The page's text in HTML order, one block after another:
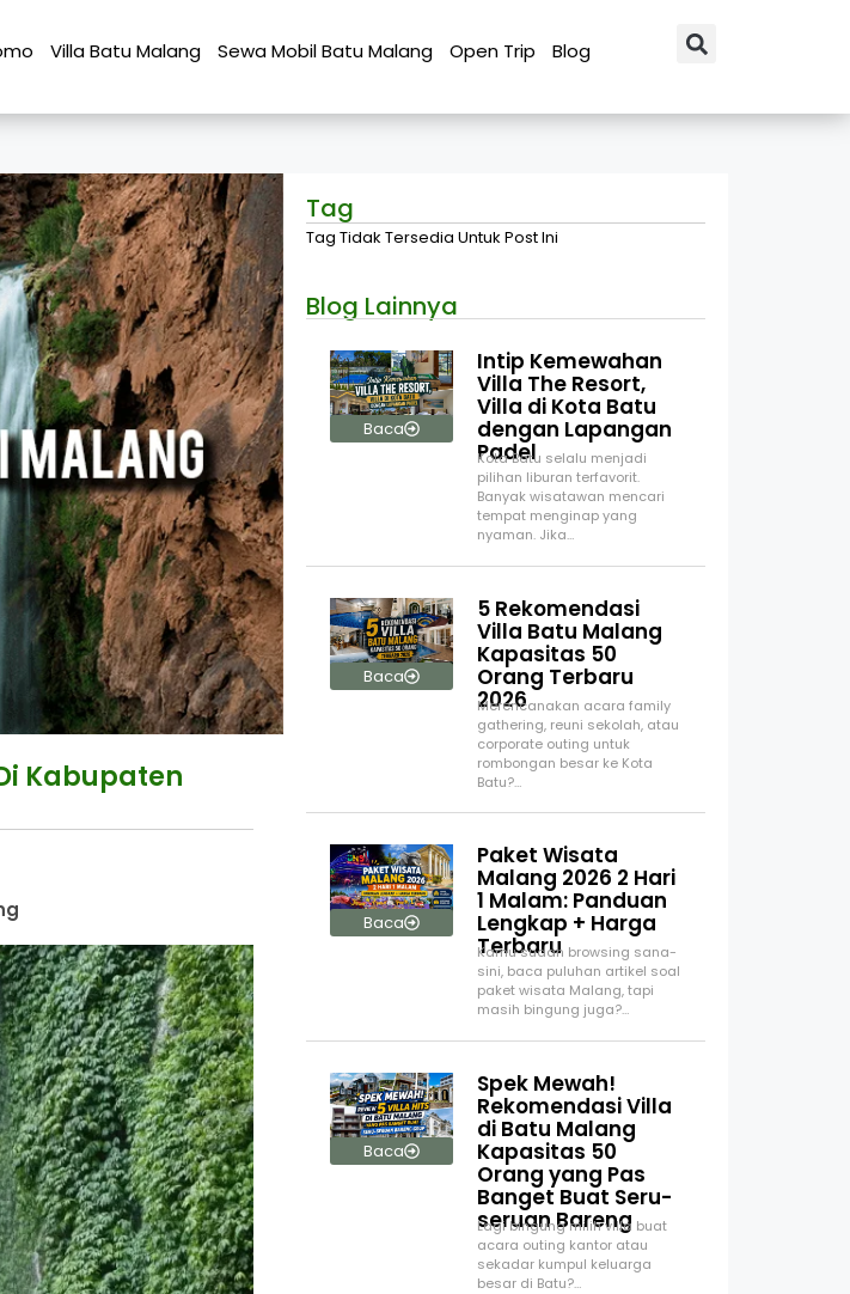
Villa Batu Malang Sewa Mobil Batu Malang Open Trip Blog
Kabupaten
Tag
Tag Tidak Tersedia Untuk Post Ini
Blog Lainnya
Baca
Intip Kemewahan
Villa The Resort,
Villa di Kota Batu
dengan Lapangan
Padel
Kota Batu selalu menjadi
pilihan liburan terfavorit.
Banyak wisatawan mencari
tempat menginap yang
nyaman. Jika…
Baca
5 Rekomendasi
Villa Batu Malang
Kapasitas 50
Orang Terbaru
2026
Merencanakan acara family
gathering, reuni sekolah, atau
corporate outing untuk
rombongan besar ke Kota
Batu?…
Baca
Paket Wisata
Malang 2026 2 Hari
1 Malam: Panduan
Lengkap + Harga
Terbaru
Kamu sudah browsing sana-
sini, baca puluhan artikel soal
paket wisata Malang, tapi
masih bingung juga?…
Baca
Spek Mewah!
Rekomendasi Villa
di Batu Malang
Kapasitas 50
Orang yang Pas
Banget Buat Seru-
seruan Bareng
Lagi bingung milih villa buat
acara outing kantor atau
sekadar kumpul keluarga
besar di Batu?…